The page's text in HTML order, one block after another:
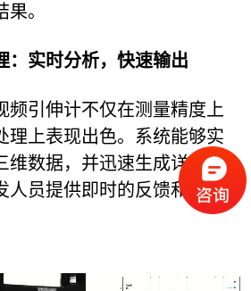
。
：实时分析，快速输出
频引伸计不仅在测量精度上
理上表现出色。系统能够实
维数据，并迅速生成详尽的
人员提供即时的反馈和指